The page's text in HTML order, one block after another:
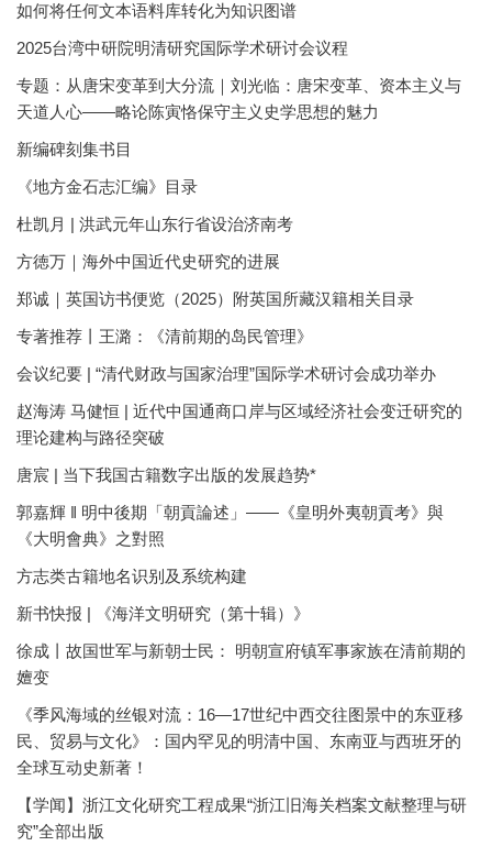
如何将任何文本语料库转化为知识图谱
2025台湾中研院明清研究国际学术研讨会议程
专题：从唐宋变革到大分流｜刘光临：唐宋变革、资本主义与
天道人心——略论陈寅恪保守主义史学思想的魅力
新编碑刻集书目
《地方金石志汇编》目录
杜凯月 | 洪武元年山东行省设治济南考
方徳万｜海外中国近代史研究的进展
郑诚｜英国访书便览（2025）附英国所藏汉籍相关目录
专著推荐丨王潞：《清前期的岛民管理》
会议纪要 | “清代财政与国家治理”国际学术研讨会成功举办
赵海涛 马健恒 | 近代中国通商口岸与区域经济社会变迁研究的
理论建构与路径突破
唐宸 | 当下我国古籍数字出版的发展趋势*
郭嘉輝 ‖ 明中後期「朝貢論述」——《皇明外夷朝貢考》與
《大明會典》之對照
方志类古籍地名识别及系统构建
新书快报 | 《海洋文明研究（第十辑）》
徐成丨故国世军与新朝士民： 明朝宣府镇军事家族在清前期的
嬗变
《季风海域的丝银对流：16—17世纪中西交往图景中的东亚移
民、贸易与文化》：国内罕见的明清中国、东南亚与西班牙的
全球互动史新著！
【学闻】浙江文化研究工程成果“浙江旧海关档案文献整理与研
究”全部出版